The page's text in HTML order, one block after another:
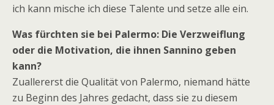
ich kann mische ich diese Talente und setze alle ein.
Was fürchten sie bei Palermo: Die Verzweiflung
oder die Motivation, die ihnen Sannino geben
kann?
Zuallererst die Qualität von Palermo, niemand hätte
zu Beginn des Jahres gedacht, dass sie zu diesem